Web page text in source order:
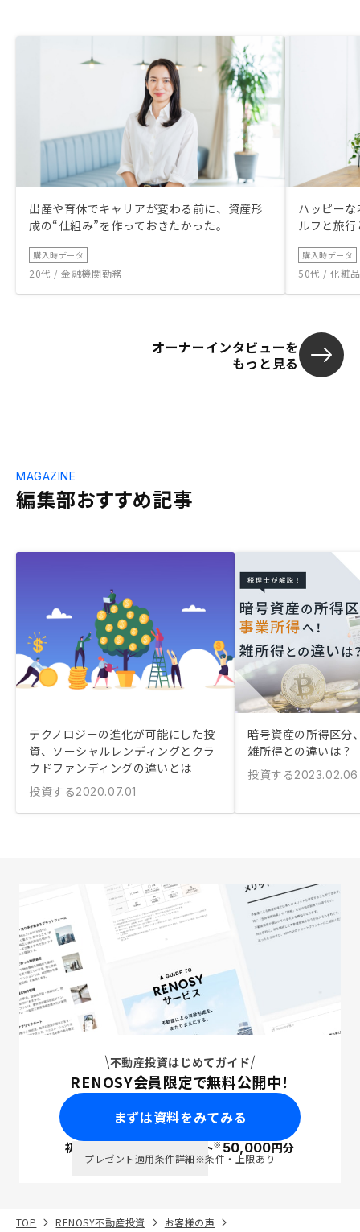
出産や育休でキャリアが変わる前に、資産形
成の“仕組み”を作っておきたかった。
購入時データ
20代 / 金融機関勤務
ハッピー
ルフと旅
購入時データ
50代 / 化粧
オーナーインタビューを
もっと見る
編集部おすすめ記事
MAGAZINE
テクノロジーの進化が可能にした投
資、ソーシャルレンディングとクラ
ウドファンディングの違いとは
投資する2020.07.01
暗号資産の所得区分
雑所得との違いは？
投資する2023.02.06
不動産投資はじめてガイド
RENOSY会員限定で無料公開中！
まずは資料をみてみる
初回面談で ポイント※50,000円分
プレゼント適用条件詳細※条件・上限あり
TOP RENOSY不動産投資
お客様の声